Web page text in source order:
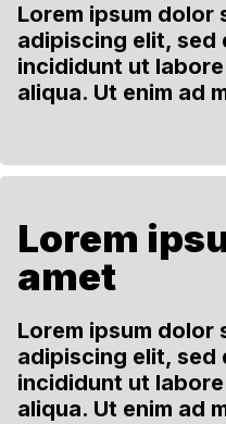
Lorem ipsum
adipiscing elit, sed
incididunt ut
aliqua. Ut enim ad
Lorem
amet
Lorem ipsum
adipiscing elit, sed
incididunt ut
aliqua. Ut enim ad